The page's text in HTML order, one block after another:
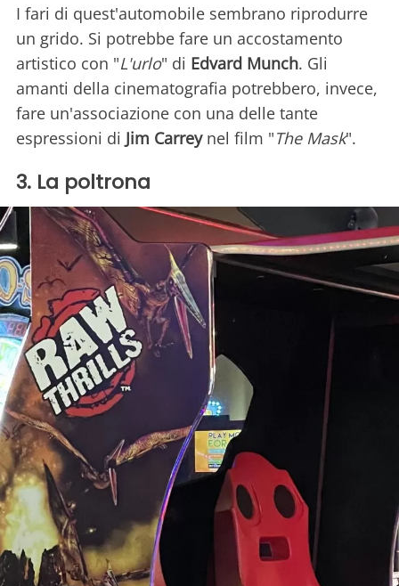
I fari di quest'automobile sembrano riprodurre
un grido. Si potrebbe fare un accostamento
artistico con "L'urlo" di Edvard Munch. Gli
amanti della cinematografia potrebbero, invece,
fare un'associazione con una delle tante
espressioni di Jim Carreynel film "The Mask".
3. La poltrona